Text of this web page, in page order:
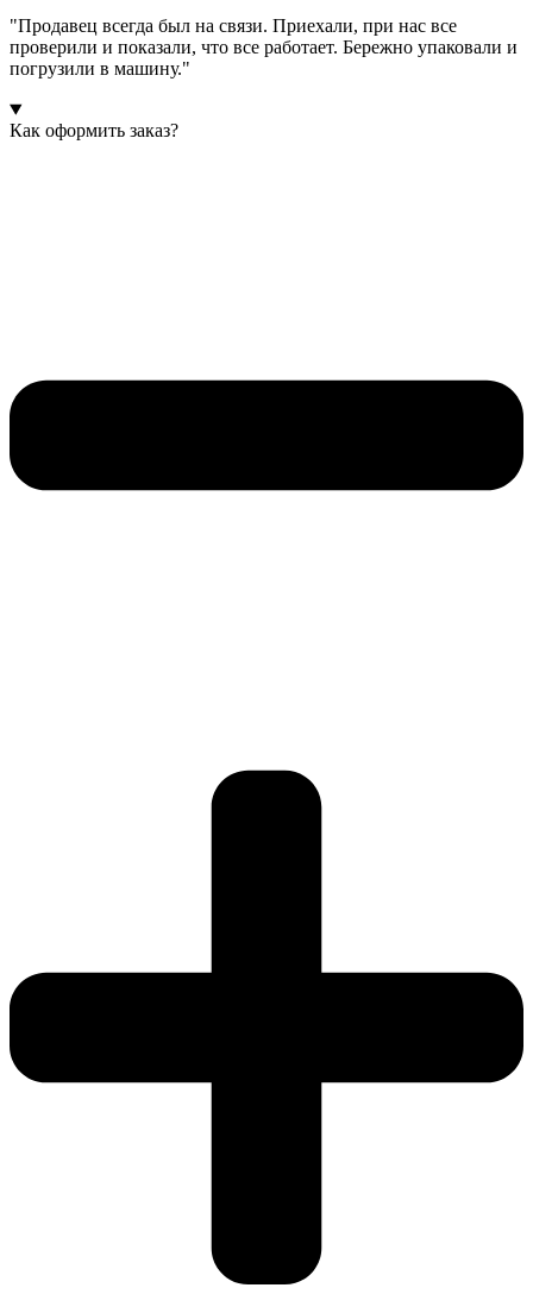
"Продавец всегда был на связи. Приехали, при нас все
проверили и показали, что все работает. Бережно упаковали и
погрузили в машину."
Как оформить заказ?